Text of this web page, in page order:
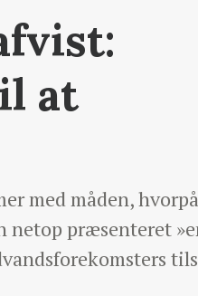
at
med måden,
præsenteret